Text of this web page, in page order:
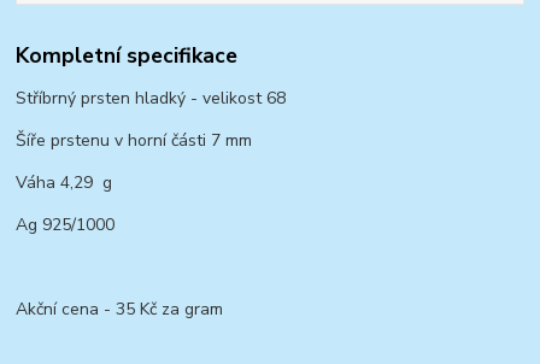
Kompletní specifikace
Stříbrný prsten hladký - velikost 68
Šíře prstenu v horní části 7 mm
Váha 4,29 g
Ag 925/1000
Akční cena - 35 Kč za gram